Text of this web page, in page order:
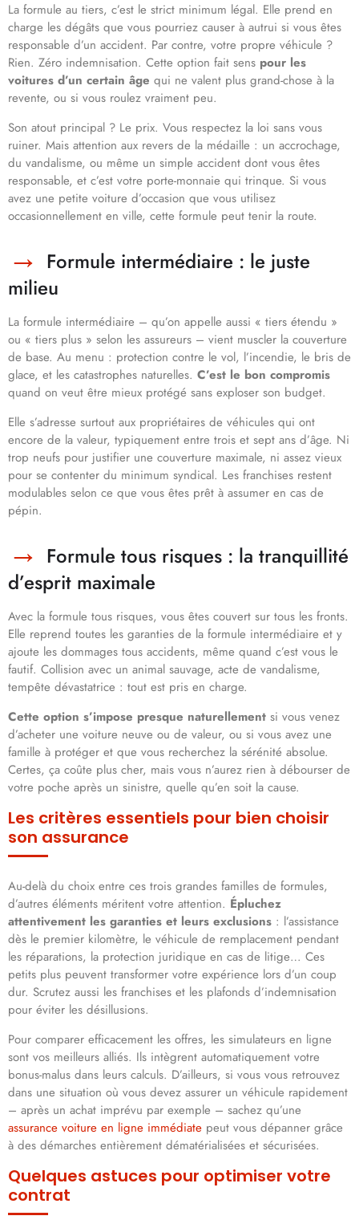
La formule au tiers, c’est le strict minimum légal. Elle prend en
charge les dégâts que vous pourriez causer à autrui si vous êtes
responsable d’un accident. Par contre, votre propre véhicule ?
Rien. Zéro indemnisation. Cette option fait sens pour les
voitures d’un certain âge qui ne valent plus grand-chose à la
revente, ou si vous roulez vraiment peu.
Son atout principal ? Le prix. Vous respectez la loi sans vous
ruiner. Mais attention aux revers de la médaille : un accrochage,
du vandalisme, ou même un simple accident dont vous êtes
responsable, et c’est votre porte-monnaie qui trinque. Si vous
avez une petite voiture d’occasion que vous utilisez
occasionnellement en ville, cette formule peut tenir la route.
Formule intermédiaire : le juste
milieu
La formule intermédiaire – qu’on appelle aussi « tiers étendu »
ou « tiers plus » selon les assureurs – vient muscler la couverture
de base. Au menu : protection contre le vol, l’incendie, le bris de
glace, et les catastrophes naturelles. C’est le bon compromis
quand on veut être mieux protégé sans exploser son budget.
Elle s’adresse surtout aux propriétaires de véhicules qui ont
encore de la valeur, typiquement entre trois et sept ans d’âge. Ni
trop neufs pour justifier une couverture maximale, ni assez vieux
pour se contenter du minimum syndical. Les franchises restent
modulables selon ce que vous êtes prêt à assumer en cas de
pépin.
Formule tous risques : la tranquillité
d’esprit maximale
Avec la formule tous risques, vous êtes couvert sur tous les fronts.
Elle reprend toutes les garanties de la formule intermédiaire et y
ajoute les dommages tous accidents, même quand c’est vous le
fautif. Collision avec un animal sauvage, acte de vandalisme,
tempête dévastatrice : tout est pris en charge.
Cette option s’impose presque naturellement si vous venez
d’acheter une voiture neuve ou de valeur, ou si vous avez une
famille à protéger et que vous recherchez la sérénité absolue.
Certes, ça coûte plus cher, mais vous n’aurez rien à débourser de
votre poche après un sinistre, quelle qu’en soit la cause.
Les critères essentiels pour bien choisir
son assurance
Au-delà du choix entre ces trois grandes familles de formules,
d’autres éléments méritent votre attention. Épluchez
attentivement les garanties et leurs exclusions : l’assistance
dès le premier kilomètre, le véhicule de remplacement pendant
les réparations, la protection juridique en cas de litige… Ces
petits plus peuvent transformer votre expérience lors d’un coup
dur. Scrutez aussi les franchises et les plafonds d’indemnisation
pour éviter les désillusions.
Pour comparer efficacement les offres, les simulateurs en ligne
sont vos meilleurs alliés. Ils intègrent automatiquement votre
bonus-malus dans leurs calculs. D’ailleurs, si vous vous retrouvez
dans une situation où vous devez assurer un véhicule rapidement
– après un achat imprévu par exemple – sachez qu’une
assurance voiture en ligne immédiate peut vous dépanner grâce
à des démarches entièrement dématérialisées et sécurisées.
Quelques astuces pour optimiser votre
contrat